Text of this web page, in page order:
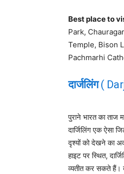
Best place to
Park,
Temple, Bison
Pachmarhi
दार्जलिंग(
पुराने भारत का ताज
दार्जिलिंग एक ऐसा
दृश्यों को देखने का
हाइट पर स्थित,
व्यतीत कर सकते हैं।